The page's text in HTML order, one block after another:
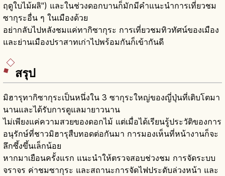
ฤดูใบไม้ผลิ") และในช่วงดอกบานก็มักมีคำแนะนำการเที่ยวชม
ซากุระอื่น ๆ ในเมืองด้วย
อย่ากลับไปหลังชมแค่ทากิซากุระ การเที่ยวชมทิวทัศน์ของเมือง
และย่านเมืองปราสาทเก่าไปพร้อมกันก็เข้ากันดี
สรุป
มิฮารุทากิซากุระเป็นหนึ่งใน 3 ซากุระใหญ่ของญี่ปุ่นที่เติบโตมา
นานและได้รับการดูแลมายาวนาน
ไม่เพียงแค่ความสวยของดอกไม้ แต่เมื่อได้เรียนรู้ประวัติของการ
อนุรักษ์ที่ชาวมิฮารุสืบทอดต่อกันมา การมองเห็นที่หน้างานก็จะ
ลึกซึ้งขึ้นเล็กน้อย
หากมาเยือนครั้งแรก แนะนำให้ตรวจสอบช่วงชม การจัดระบบ
จราจร ค่าชมซากุระ และสถานะการจัดไฟประดับล่วงหน้า และ